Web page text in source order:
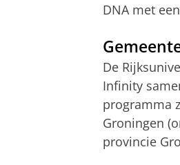
DNA met
De
Infinity
programma
Groningen
provincie